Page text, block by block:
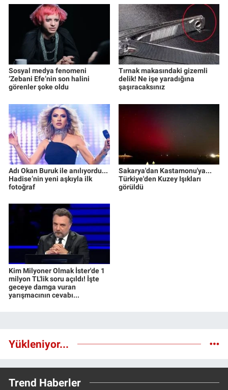
Sosyal medya fenomeni
‘Zebani Efe’nin son halini
görenler şoke oldu
Tırnak makasındaki gizemli
delik! Ne işe yaradığına
şaşıracaksınız
Adı Okan Buruk ile anılıyordu...
Hadise’nin yeni aşkıyla ilk
fotoğraf
Sakarya'dan Kastamonu'ya...
Türkiye'den Kuzey Işıkları
görüldü
Kim Milyoner Olmak İster'de 1
milyon TL'lik soru açıldı! İşte
geceye damga vuran
yarışmacının cevabı...
Yükleniyor...
Trend Haberler